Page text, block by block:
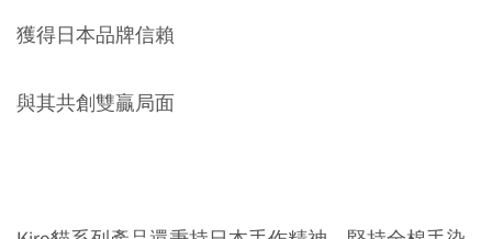
獲得日本品牌信賴
與其共創雙贏局面